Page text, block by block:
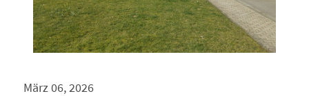
März 06, 2026